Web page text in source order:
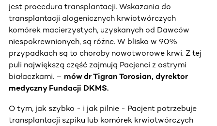
jest procedura transplantacji. Wskazania do
transplantacji alogenicznych krwiotwórczych
komórek macierzystych, uzyskanych od Dawców
niespokrewnionych, są różne. W blisko w 90%
przypadkach są to choroby nowotworowe krwi. Z tej
puli największą część zajmują Pacjenci z ostrymi
białaczkami. – mów dr Tigran Torosian, dyrektor
medyczny Fundacji DKMS.
O tym, jak szybko - i jak pilnie - Pacjent potrzebuje
transplantacji szpiku lub komórek krwiotwórczych